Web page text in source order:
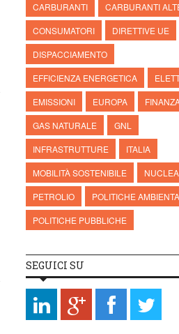
CARBURANTI
CARBURANTI
CONSUMATORI
DIRETTIVE UE
DISPACCIAMENTO
EFFICIENZA ENERGETICA
EMISSIONI
EUROPA
GAS NATURALE
GNL
INFRASTRUTTURE
ITALIA
MOBILITÀ SOSTENIBILE
PETROLIO
POLITICHE
POLITICHE PUBBLICHE
SEGUICI SU